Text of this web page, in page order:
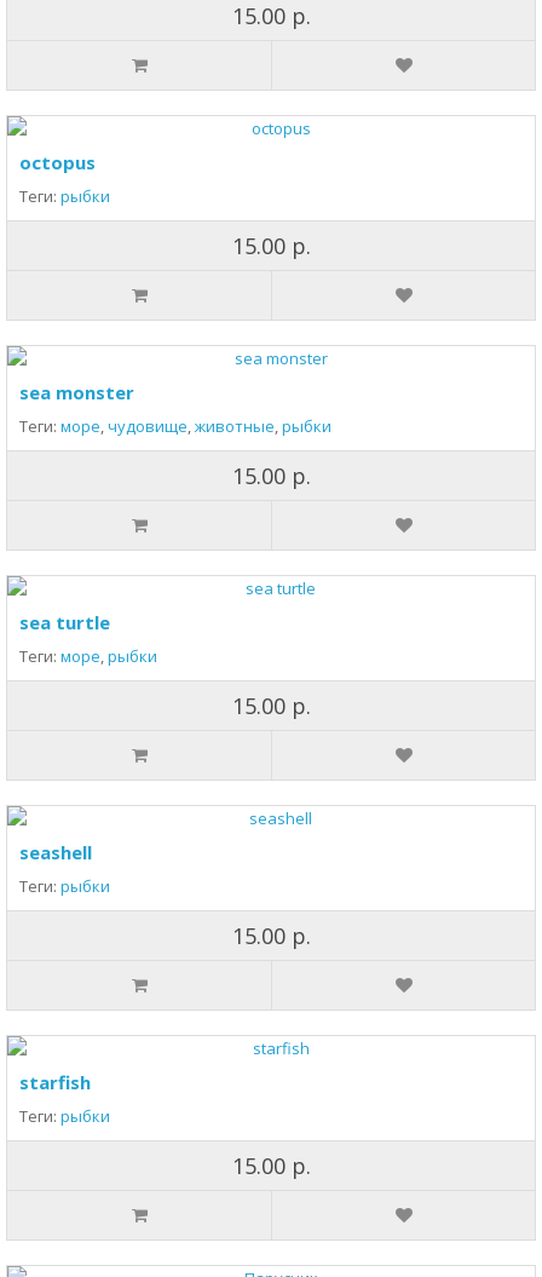
15.00 р.
octopus
Теги: рыбки
15.00 р.
sea monster
Теги: море,чудовище,животные,рыбки
15.00 р.
sea turtle
Теги: море,рыбки
15.00 р.
seashell
Теги: рыбки
15.00 р.
starfish
Теги: рыбки
15.00 р.